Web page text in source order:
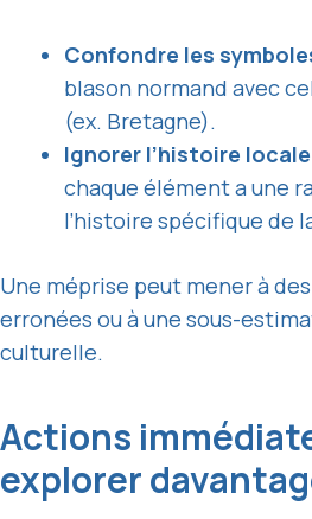
Confondre les
blason normand avec
(ex. Bretagne).
Ignorer l’histoire locale
chaque élément a une
l’histoire spécifique de
Une méprise peut mener à
erronées ou à une sous-
culturelle.
Actions
explorer